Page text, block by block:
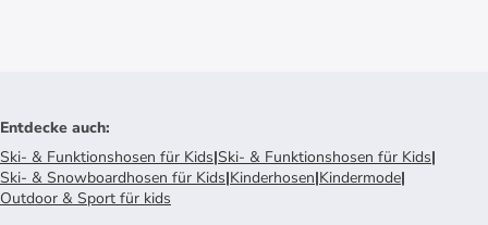
Entdecke auch:
Ski- & Funktionshosen für Kids|Ski- & Funktionshosen für Kids|
Ski- & Snowboardhosen für Kids|Kinderhosen|Kindermode|
Outdoor & Sport für kids